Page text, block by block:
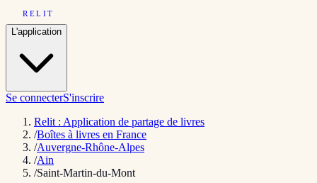
RELIT
L'application
Se connecterS'inscrire
Relit : Application de partage de livres
/Boîtes à livres en France
/Auvergne-Rhône-Alpes
/Ain
/Saint-Martin-du-Mont